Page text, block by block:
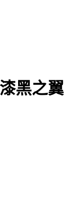
黑之翼